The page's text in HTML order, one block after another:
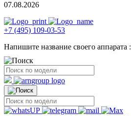
07.08.2026
+7 (495) 109-03-53
Напишите название своего аппарата :